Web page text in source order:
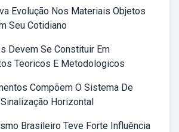
Evolução Nos Materiais Objetos
Seu Cotidiano
Devem Se Constituir Em
Teoricos E Metodologicos
Compõem O Sistema De
Horizontal
Brasileiro Teve Forte Influência